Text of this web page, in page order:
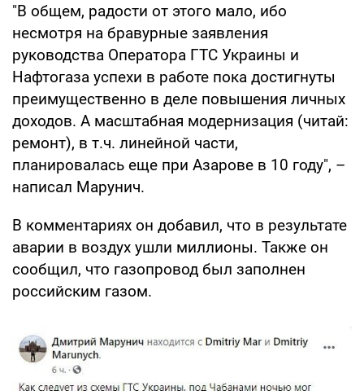
"В общем, радости от этого мало, ибо
несмотря на бравурные заявления
руководства Оператора ГТС Украины и
Нафтогаза успехи в работе пока достигнуты
преимущественно в деле повышения личных
доходов. А масштабная модернизация (читай:
ремонт), в т.ч. линейной части,
планировалась еще при Азарове в 10 году", –
написал Марунич.
В комментариях он добавил, что в результате
аварии в воздух ушли миллионы. Также он
сообщил, что газопровод был заполнен
российским газом.